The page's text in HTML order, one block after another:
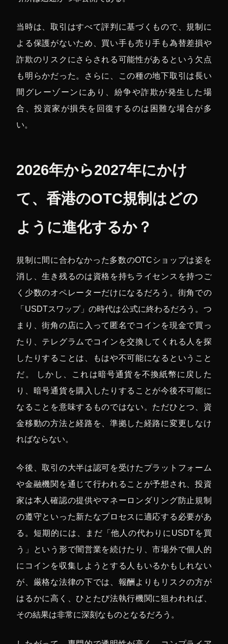
当時は、取引はすべて評判に基づくもので、規制に
よる保護がないため、買い手も売り手も為替差損や
詐欺のリスクにさらされる可能性があるという欠点
も明らかだった。さらに、この種の地下取引は長い
間グレーゾーンにあり、紛争や詐欺が発生した場
合、投資家が損失を回復するのは困難な場合が多
い。
2026年から2027年にかけ
て、香港のOTC規制はどの
ように進化するか？
規制に間に合わなかった多数のOTCショップは姿を
消し、生き残るのは資格を持ちライセンスを持つご
く少数のオペレーターだけになるだろう。街角での
「USDTスワップ」の時代は公式に終わるだろう。つ
まり、街角の店に入って匿名でコインを現金で買っ
たり、テレグラムでコインを交換してくれる人を探
したりすることは、もはや不可能になるということ
だ。 しかし、これは暗号通貨を不換紙幣に戻した
り、暗号通貨を購入したりすることが今後不可能に
なることを意味するものではない。 ただひとつ、資
金移動の方法と経路を、準拠した経路に変更しなけ
ればならない。
今後、取引の大半は認可を受けたプラットフォーム
や金融機関を通じて行われることが予想され、投資
家は本人確認の提供やマネーロンダリング防止規制
の遵守といった新たなプロセスに適応する必要があ
る。短期的には、まだ「他人の代わりにUSDTを買
う」という形で闇営業を続けたり、市場外で個人的
にコインを収集しようとする人もいるかもしれない
が、厳格な法律の下では、報酬よりもリスクの方が
はるかに高く、ひとたび法執行機関に狙われれば、
その結果は非常に深刻なものとなるだろう。